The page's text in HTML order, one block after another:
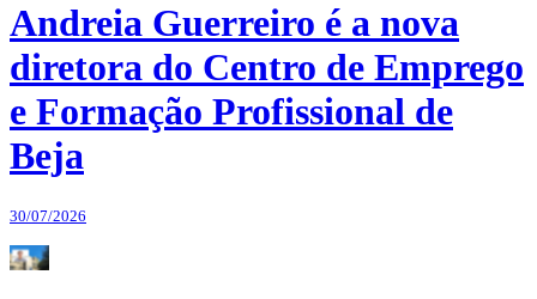
Andreia Guerreiro é a nova
diretora do Centro de Emprego
e Formação Profissional de
Beja
30/07/2026